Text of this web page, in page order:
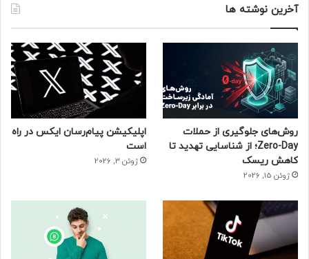
آخرین نوشته ها
روش‌های جلوگیری از حملات
Zero-Day؛ از شناسایی تهدید تا
کاهش ریسک
ژوئن 15, 2026
اپلیکیشن پیام‌رسان ایکس در راه
است
ژوئن 3, 2026